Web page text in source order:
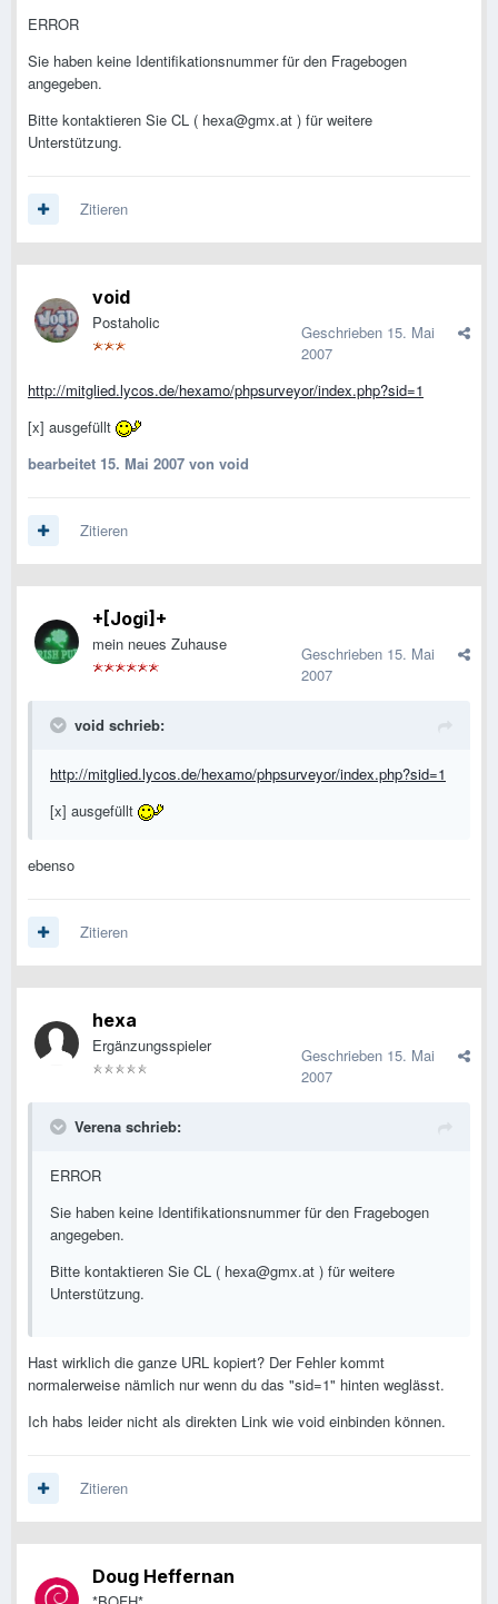
ERROR
Sie haben keine Identifikationsnummer für den Fragebogen
angegeben.
Bitte kontaktieren Sie CL ( hexa@gmx.at ) für weitere
Unterstützung.
Zitieren
void
Postaholic Geschrieben 15. Mai
2007
http://mitglied.lycos.de/hexamo/phpsurveyor/index.php?sid=1
[x] ausgefüllt
bearbeitet 15. Mai 2007 von void
Zitieren
+[Jogi]+
mein neues Zuhause Geschrieben 15. Mai
2007
void schrieb:
http://mitglied.lycos.de/hexamo/phpsurveyor/index.php?sid=1
[x] ausgefüllt
ebenso
Zitieren
hexa
Ergänzungsspieler Geschrieben 15. Mai
2007
Verena schrieb:
ERROR
Sie haben keine Identifikationsnummer für den Fragebogen
angegeben.
Bitte kontaktieren Sie CL ( hexa@gmx.at ) für weitere
Unterstützung.
Hast wirklich die ganze URL kopiert? Der Fehler kommt
normalerweise nämlich nur wenn du das "sid=1" hinten weglässt.
Ich habs leider nicht als direkten Link wie void einbinden können.
Zitieren
Doug Heffernan